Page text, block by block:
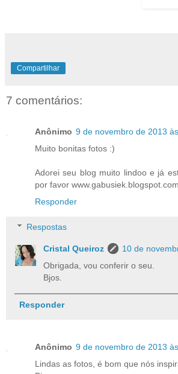
Compartilhar
7 comentários:
Anônimo 9 de novembro de 2013
Muito bonitas fotos :)
Adorei seu blog muito lindoo e já
por favor
Responder
Respostas
Cristal Queiroz
10 de
Obrigada, vou conferir o seu.
Bjos.
Responder
Anônimo 9 de novembro de 2013
Lindas as fotos, é bom que nós